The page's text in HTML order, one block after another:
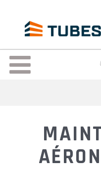
contenu
principal
Toggle
navigation